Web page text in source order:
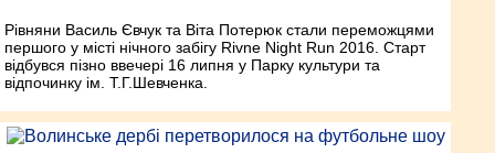
Рівняни Василь Євчук та Віта Потерюк стали переможцями
першого у місті нічного забігу Rivne Night Run 2016. Старт
відбувся пізно ввечері 16 липня у Парку культури та
відпочинку ім. Т.Г.Шевченка.